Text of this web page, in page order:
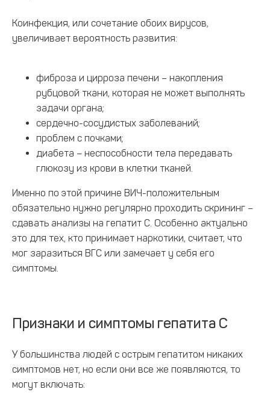
Коинфекция, или сочетание обоих вирусов,
увеличивает вероятность развития:
фиброза и цирроза печени – накопления
рубцовой ткани, которая не может выполнять
задачи органа;
сердечно-сосудистых заболеваний;
проблем с почками;
диабета – неспособности тела передавать
глюкозу из крови в клетки тканей.
Именно по этой причине ВИЧ-положительным
обязательно нужно регулярно проходить скрининг –
сдавать анализы на гепатит С. Особенно актуально
это для тех, кто принимает наркотики, считает, что
мог заразиться ВГС или замечает у себя его
симптомы.
Признаки и симптомы гепатита С
У большинства людей с острым гепатитом никаких
симптомов нет, но если они все же появляются, то
могут включать: